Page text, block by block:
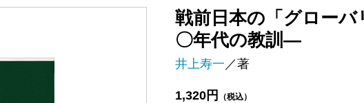
戦前日本の「グロー
〇年代の教訓―
井上寿一 ／著
1,320円 （税込）